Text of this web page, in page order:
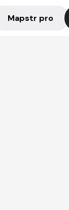
Mapstr pro